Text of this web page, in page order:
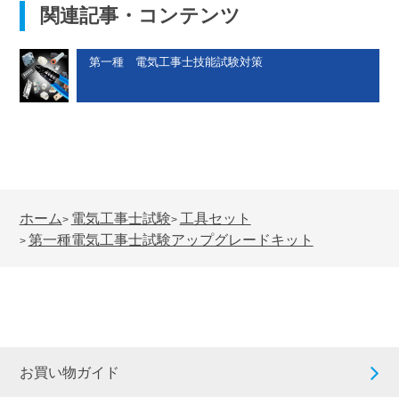
関連記事・コンテンツ
第一種 電気工事士技能試験対策
ホーム> 電気工事士試験> 工具セット
> 第一種電気工事士試験アップグレードキット
お買い物ガイド